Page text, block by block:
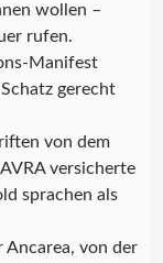
wollen –
rufen.
Manifest
gerecht
von dem
versicherte
sprachen als
von der